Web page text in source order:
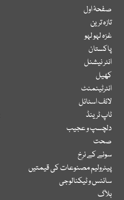
صفحۂ اول
تازہ ترین
غزہ لہو لہو
پاکستان
انٹر نیشنل
کھیل
انٹرٹینمنٹ
لائف اسٹائل
ٹاپ ٹرینڈ
دلچسپ و عجیب
صحت
سونے کے نرخ
پیٹرولیم مصنوعات کی قیمتیں
سائنس و ٹیکنالوجی
بلاگ